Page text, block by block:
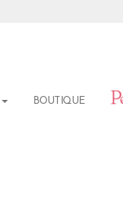
BOUTIQUE